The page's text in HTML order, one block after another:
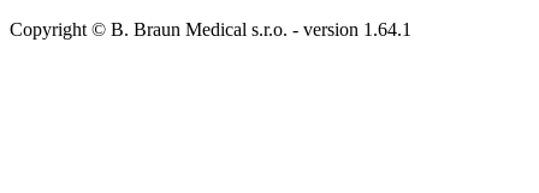
Copyright © B. Braun Medical s.r.o. - version 1.64.1